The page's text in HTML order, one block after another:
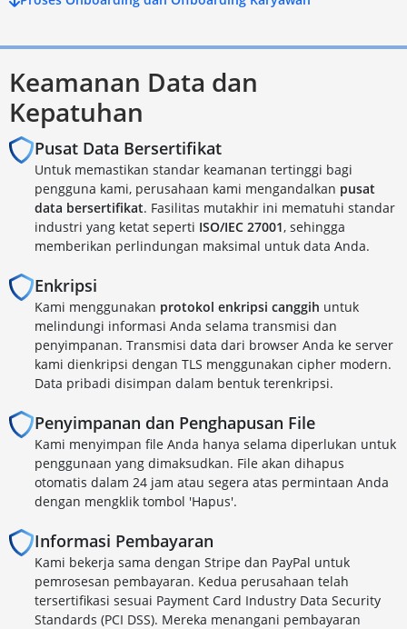
Keamanan Data dan
Kepatuhan
Pusat Data Bersertifikat
Untuk memastikan standar keamanan tertinggi bagi
pengguna kami, perusahaan kami mengandalkan pusat
data bersertifikat. Fasilitas mutakhir ini mematuhi standar
industri yang ketat seperti ISO/IEC 27001, sehingga
memberikan perlindungan maksimal untuk data Anda.
Enkripsi
Kami menggunakan protokol enkripsi canggih untuk
melindungi informasi Anda selama transmisi dan
penyimpanan. Transmisi data dari browser Anda ke server
kami dienkripsi dengan TLS menggunakan cipher modern.
Data pribadi disimpan dalam bentuk terenkripsi.
Penyimpanan dan Penghapusan File
Kami menyimpan file Anda hanya selama diperlukan untuk
penggunaan yang dimaksudkan. File akan dihapus
otomatis dalam 24 jam atau segera atas permintaan Anda
dengan mengklik tombol 'Hapus'.
Informasi Pembayaran
Kami bekerja sama dengan Stripe dan PayPal untuk
pemrosesan pembayaran. Kedua perusahaan telah
tersertifikasi sesuai Payment Card Industry Data Security
Standards (PCI DSS). Mereka menangani pembayaran